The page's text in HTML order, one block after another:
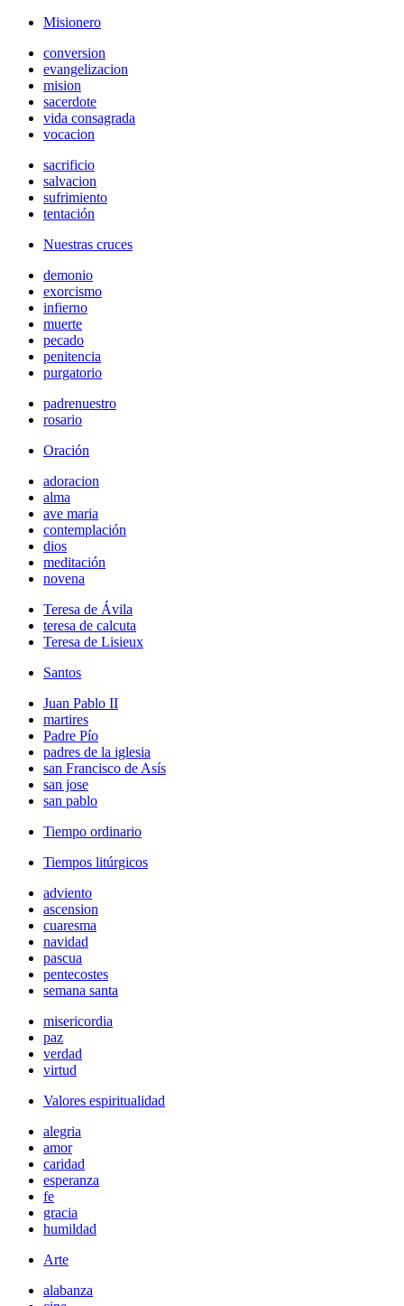
Misionero
conversion
evangelizacion
mision
sacerdote
vida consagrada
vocacion
sacrificio
salvacion
sufrimiento
tentación
Nuestras cruces
demonio
exorcismo
infierno
muerte
pecado
penitencia
purgatorio
padrenuestro
rosario
Oración
adoracion
alma
ave maria
contemplación
dios
meditación
novena
Teresa de Ávila
teresa de calcuta
Teresa de Lisieux
Santos
Juan Pablo II
martires
Padre Pío
padres de la iglesia
san Francisco de Asís
san jose
san pablo
Tiempo ordinario
Tiempos litúrgicos
adviento
ascension
cuaresma
navidad
pascua
pentecostes
semana santa
misericordia
paz
verdad
virtud
Valores espiritualidad
alegria
amor
caridad
esperanza
fe
gracia
humildad
Arte
alabanza